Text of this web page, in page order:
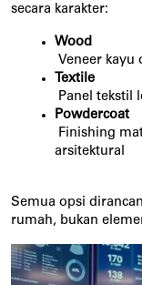
secara karakter:
Wood
Veneer kayu
Textile
Panel tekstil
Powdercoat
Finishing
arsitektural
Semua opsi
rumah, bukan